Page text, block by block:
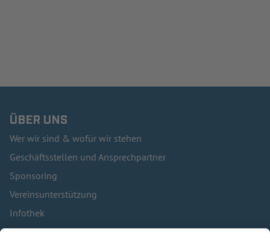
ÜBER UNS
Wer wir sind & wofür wir stehen
Geschäftsstellen und Ansprechpartner
Sponsoring
Vereinsunterstützung
Infothek
Kontakt